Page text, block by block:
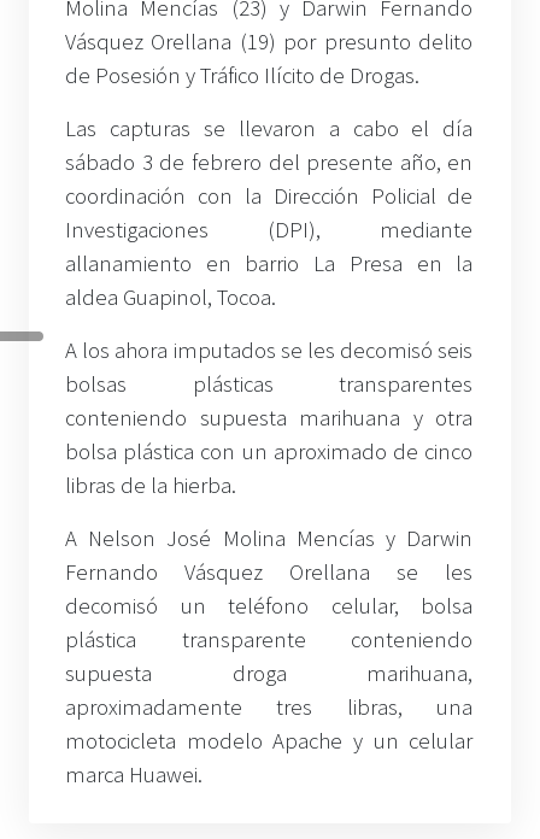
Molina Mencías (23) y Darwin Fernando
Vásquez Orellana (19) por presunto delito
de Posesión y Tráfico Ilícito de Drogas.
Las capturas se llevaron a cabo el día
sábado 3 de febrero del presente año, en
coordinación con la Dirección Policial de
Investigaciones (DPI), mediante
allanamiento en barrio La Presa en la
aldea Guapinol, Tocoa.
A los ahora imputados se les decomisó seis
bolsas plásticas transparentes
conteniendo supuesta marihuana y otra
bolsa plástica con un aproximado de cinco
libras de la hierba.
A Nelson José Molina Mencías y Darwin
Fernando Vásquez Orellana se les
decomisó un teléfono celular, bolsa
plástica transparente conteniendo
supuesta droga marihuana,
aproximadamente tres libras, una
motocicleta modelo Apache y un celular
marca Huawei.